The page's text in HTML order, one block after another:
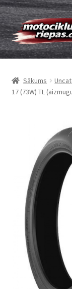
Skip
to
navigation
Skip
to
content
Riepas
Kameras
Viss par riepām
Zīmoli
Kontakti
Sākums
17 (73W) TL